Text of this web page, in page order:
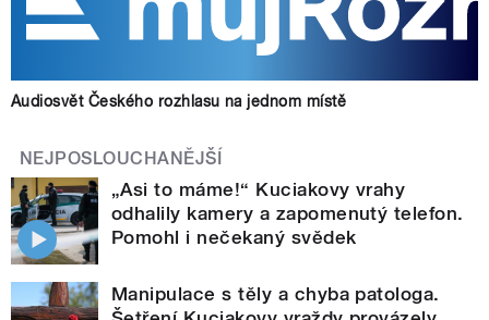
Audiosvět Českého rozhlasu na jednom místě
NEJPOSLOUCHANĚJŠÍ
„Asi to máme!“ Kuciakovy vrahy
odhalily kamery a zapomenutý telefon.
Pomohl i nečekaný svědek
Manipulace s těly a chyba patologa.